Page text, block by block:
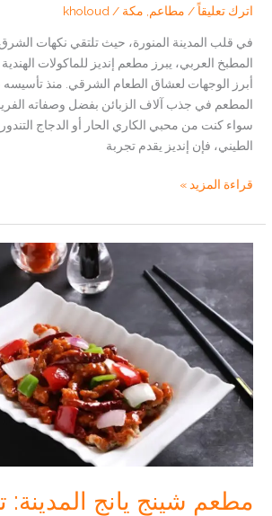
اترك تعليقاً / مطاعم, مكة /
kholoud
في قلب المدينة المنورة، حيث تلتقي نكهات
المطبخ العربي، يبرز مطعم إنديز للماكولات
المطعم في جذب آلاف الزبائن بفضل وصفاته
سواء كنت من محبي الكاري الحار أو الدجاج
الطيني، فإن إنديز يقدم تجربة
مطعم
للماكولات
الهندية
الطهي
الآسيوي
في
المدينة
المنورة
قراءة المزيد »
مطعم شينج يانج المدينة: